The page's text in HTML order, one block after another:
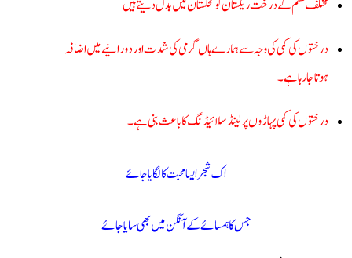
مختلف قسم کے درخت ریگستان کو نخلستان میں بدل دیتے ہیں
درختوں کی کمی کی وجہ سے ہمارے ہاں گرمی کی شدت اور دورانیے میں اضافہ
ہوتا جا رہا ہے۔
درختوں کی کمی پہاڑوں پر لینڈ سلائیڈنگ کا باعث بنی ہے ۔
اک شجر ایسا محبت کا لگایا جائے
جس کا ہمسائے کے آنگن میں بھی سایا جائے